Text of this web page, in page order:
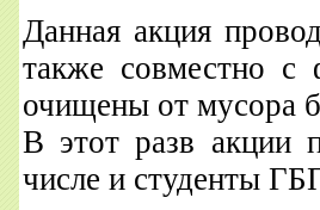
Данная акция
также совместно с
очищены от мусора
В этот разв акции
числе и студенты